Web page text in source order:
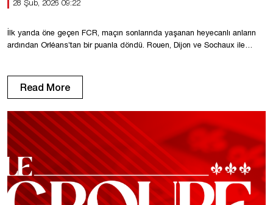
28 Şub, 2026 09:22
İlk yarıda öne geçen FCR, maçın sonlarında yaşanan heyecanlı anların
ardından Orléans’tan bir puanla döndü. Rouen, Dijon ve Sochaux ile
kontrolünü elinde tutarken, FCR kontrataklarla oynadı. Kérouédan’ın
pasıyla Ba-Sy rakip sahaya girip ceza sahasına girdi, ancak […]
Read More